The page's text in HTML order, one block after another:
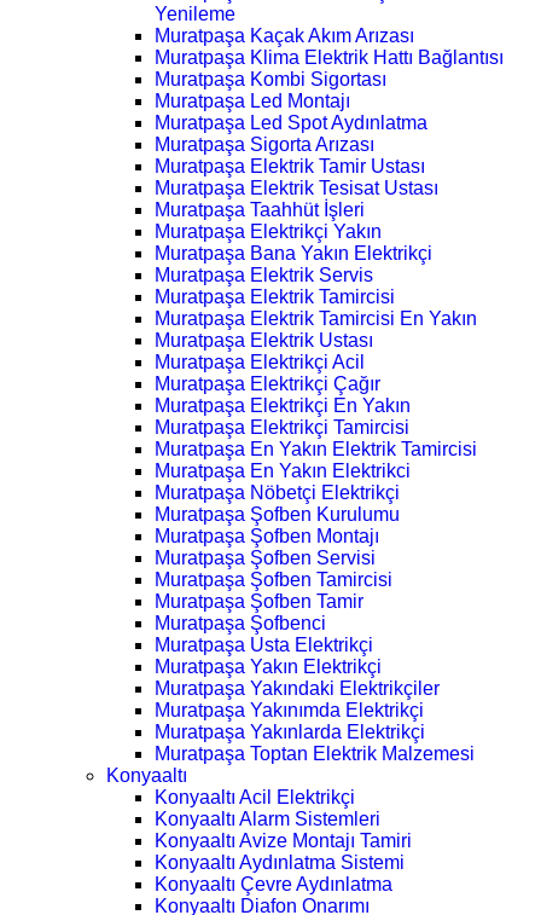
Yenileme
Muratpaşa Kaçak Akım Arızası
Muratpaşa Klima Elektrik Hattı Bağlantısı
Muratpaşa Kombi Sigortası
Muratpaşa Led Montajı
Muratpaşa Led Spot Aydınlatma
Muratpaşa Sigorta Arızası
Muratpaşa Elektrik Tamir Ustası
Muratpaşa Elektrik Tesisat Ustası
Muratpaşa Taahhüt İşleri
Muratpaşa Elektrikçi Yakın
Muratpaşa Bana Yakın Elektrikçi
Muratpaşa Elektrik Servis
Muratpaşa Elektrik Tamircisi
Muratpaşa Elektrik Tamircisi En Yakın
Muratpaşa Elektrik Ustası
Muratpaşa Elektrikçi Acil
Muratpaşa Elektrikçi Çağır
Muratpaşa Elektrikçi En Yakın
Muratpaşa Elektrikçi Tamircisi
Muratpaşa En Yakın Elektrik Tamircisi
Muratpaşa En Yakın Elektrikci
Muratpaşa Nöbetçi Elektrikçi
Muratpaşa Şofben Kurulumu
Muratpaşa Şofben Montajı
Muratpaşa Şofben Servisi
Muratpaşa Şofben Tamircisi
Muratpaşa Şofben Tamir
Muratpaşa Şofbenci
Muratpaşa Usta Elektrikçi
Muratpaşa Yakın Elektrikçi
Muratpaşa Yakındaki Elektrikçiler
Muratpaşa Yakınımda Elektrikçi
Muratpaşa Yakınlarda Elektrikçi
Muratpaşa Toptan Elektrik Malzemesi
Konyaaltı
Konyaaltı Acil Elektrikçi
Konyaaltı Alarm Sistemleri
Konyaaltı Avize Montajı Tamiri
Konyaaltı Aydınlatma Sistemi
Konyaaltı Çevre Aydınlatma
Konyaaltı Diafon Onarımı